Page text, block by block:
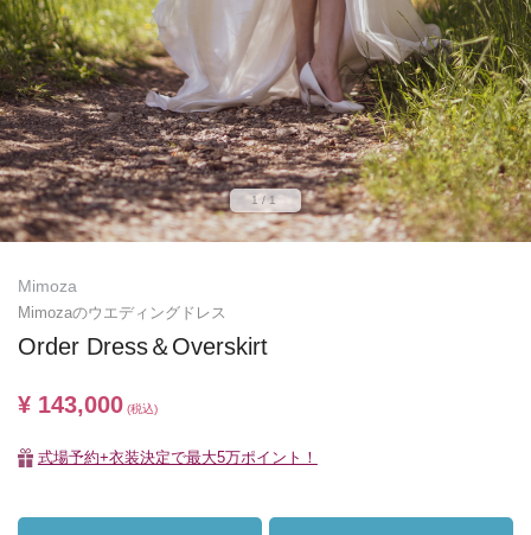
1/1
Mimoza
Mimozaのウエディングドレス
Order Dress＆Overskirt
¥ 143,000 (税込)
式場予約+衣装決定で最大5万ポイント！